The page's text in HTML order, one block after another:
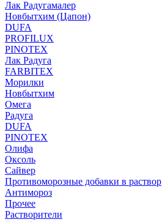
Лак Радугамалер
Новбытхим (Цапон)
DUFA
PROFILUX
PINOTEX
Лак Радуга
FARBITEX
Морилки
Новбытхим
Омега
Радуга
DUFA
PINOTEX
Олифа
Оксоль
Сайвер
Противоморозные добавки в раствор
Антимороз
Прочее
Растворители